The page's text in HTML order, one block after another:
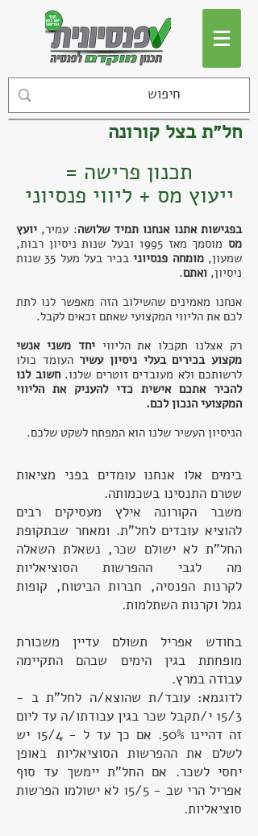
חל״ת בצל קורונה
תכנון פרישה =
ייעוץ מס + ליווי פנסיוני
בפגישות אתנו אנחנו תמיד שלושה: עמיר, יועץ
מסמוסמך מאז 1995 ו
בעל שנות ניסיון רבות,
שמעון,מומחה פנסיוני
בכיר בעל מעל 35 שנות
ניסיון, ואתם.
אנחנו מאמינים שהשילוב הזה מאפשר לנו לתת
לכם את הליווי המקצועי שאתם זכאים לקבל.
רק אצלנו תקבלו את הליווייחד משני אנשי
מקצוע בכירים בעלי ניסיון עשיר העומד כולו
לרשותכם ולא מעובדים זוטרים שלנו.חשוב לנו
להכיר אתכם אישית כדי להעניק את הליווי
המקצועי הנכון לכם.
הניסיון העשיר שלנו הוא המפתח לשקט שלכם.
בימים אלו אנחנו עומדים בפני מציאות
שטרם התנסינו בשכמותה.
משבר הקורונה אילץ מעסיקים רבים
להוציא עובדים לחל"ת. ומאחר שבתקופת
החל"ת לא ישולם שכר, נשאלת השאלה
מה לגבי ההפרשות הסוציאליות
לקרנות הפנסיה, חברות הביטוח, קופות
גמל וקרנות השתלמות.
בחודש אפריל תשולם עדיין משכורת
מופחתת בגין הימים שבהם התקיימה
עבודה במרץ.
לדוגמא: עובד/ת שהוצא/ה לחל"ת ב -
15/3 י/תקבל שכר בגין עבודתו/ה עד ליום
זה דהיינו 50%. אם כך עד ל - 15/4 יש
לשלם את ההפרשות הסוציאליות באופן
יחסי לשכר. אם החל"ת יימשך עד סוף
אפריל הרי שב - 15/5 לא ישולמו הפרשות
סוציאליות.